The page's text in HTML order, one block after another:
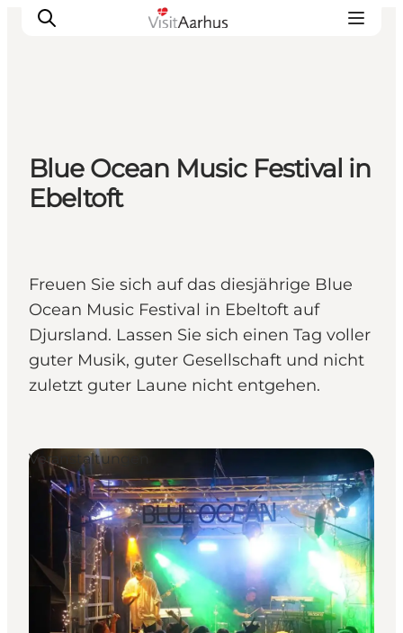
Sehen und erleben
Veranstaltungen
Städte und Regionen
Blue Ocean Music Festival in
Ebeltoft
Freuen Sie sich auf das diesjährige Blue
Ocean Music Festival in Ebeltoft auf
Djursland. Lassen Sie sich einen Tag voller
guter Musik, guter Gesellschaft und nicht
zuletzt guter Laune nicht entgehen.
Veranstaltungen